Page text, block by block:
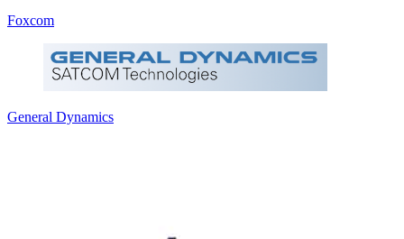
Foxcom
General Dynamics